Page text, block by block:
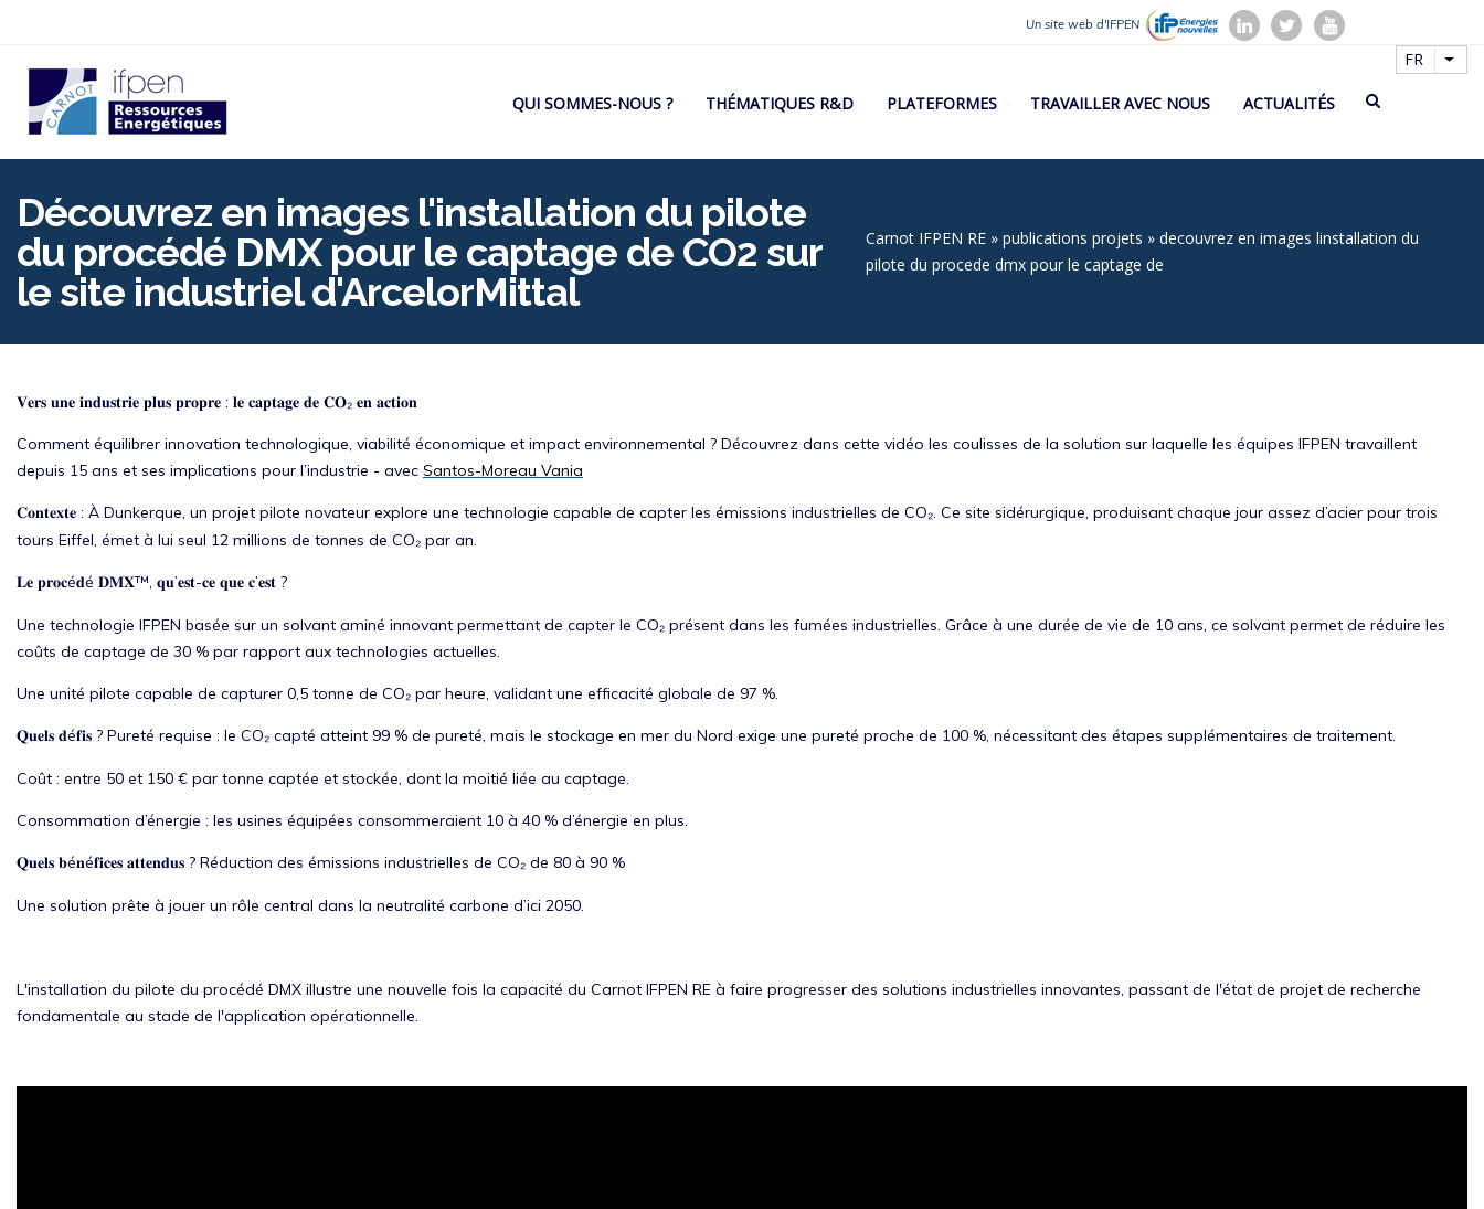
contenu
principal
Un site web d'IFPEN
Navigation
QUI SOMMES-NOUS ? THÉMATIQUES R&D PLATEFORMES TRAVAILLER AVEC NOUS ACTUALITÉS
FR
Découvrez en images l'installation du pilote
du procédé DMX pour le captage de CO2 sur
le site industriel d'ArcelorMittal
Fil
d'Ariane
Carnot IFPEN RE publications projets
decouvrez en images linstallation du
pilote du procede dmx pour le captage de
𝐕𝐞𝐫𝐬 𝐮𝐧𝐞 𝐢𝐧𝐝𝐮𝐬𝐭𝐫𝐢𝐞 𝐩𝐥𝐮𝐬 𝐩𝐫𝐨𝐩𝐫𝐞 : 𝐥𝐞 𝐜𝐚𝐩𝐭𝐚𝐠𝐞 𝐝𝐞 𝐂𝐎₂ 𝐞𝐧 𝐚𝐜𝐭𝐢𝐨𝐧
Comment équilibrer innovation technologique, viabilité économique et impact environnemental ? Découvrez dans cette vidéo les coulisses de la solution sur laquelle les équipes IFPEN travaillent
depuis 15 ans et ses implications pour l’industrie - avec Santos-Moreau Vania
𝐂𝐨𝐧𝐭𝐞𝐱𝐭𝐞 : À Dunkerque, un projet pilote novateur explore une technologie capable de capter les émissions industrielles de CO₂. Ce site sidérurgique, produisant chaque jour assez d’acier pour trois
tours Eiffel, émet à lui seul 12 millions de tonnes de CO₂ par an.
𝐋𝐞 𝐩𝐫𝐨𝐜é𝐝é 𝐃𝐌𝐗™, 𝐪𝐮’𝐞𝐬𝐭-𝐜𝐞 𝐪𝐮𝐞 𝐜’𝐞𝐬𝐭 ?
Une technologie IFPEN basée sur un solvant aminé innovant permettant de capter le CO₂ présent dans les fumées industrielles. Grâce à une durée de vie de 10 ans, ce solvant permet de réduire les
coûts de captage de 30 % par rapport aux technologies actuelles.
Une unité pilote capable de capturer 0,5 tonne de CO₂ par heure, validant une efficacité globale de 97 %.
𝐐𝐮𝐞𝐥𝐬 𝐝é𝐟𝐢𝐬 ? Pureté requise : le CO₂ capté atteint 99 % de pureté, mais le stockage en mer du Nord exige une pureté proche de 100 %, nécessitant des étapes supplémentaires de traitement.
Coût : entre 50 et 150 € par tonne captée et stockée, dont la moitié liée au captage.
Consommation d’énergie : les usines équipées consommeraient 10 à 40 % d’énergie en plus.
𝐐𝐮𝐞𝐥𝐬 𝐛é𝐧é𝐟𝐢𝐜𝐞𝐬 𝐚𝐭𝐭𝐞𝐧𝐝𝐮𝐬 ? Réduction des émissions industrielles de CO₂ de 80 à 90 %
Une solution prête à jouer un rôle central dans la neutralité carbone d’ici 2050.
L'installation du pilote du procédé DMX illustre une nouvelle fois la capacité du Carnot IFPEN RE à faire progresser des solutions industrielles innovantes, passant de l'état de projet de recherche
fondamentale au stade de l'application opérationnelle.